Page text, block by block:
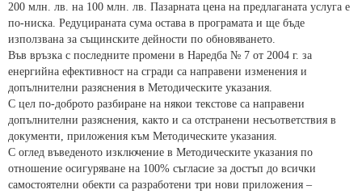
200 млн. лв. на 100 млн. лв. Пазарната цена на предлаганата услуга е
по-ниска. Редуцираната сума остава в програмата и ще бъде
използвана за същинските дейности по обновяването.
Във връзка с последните промени в Наредба № 7 от 2004 г. за
енергийна ефективност на сгради са направени изменения и
допълнителни разяснения в Методическите указания.
С цел по-доброто разбиране на някои текстове са направени
допълнителни разяснения, както и са отстранени несъответствия в
документи, приложения към Методическите указания.
С оглед въведеното изключение в Методическите указания по
отношение осигуряване на 100% съгласие за достъп до всички
самостоятелни обекти са разработени три нови приложения –